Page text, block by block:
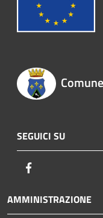
SEGUICI SU
AMMINISTRAZIONE